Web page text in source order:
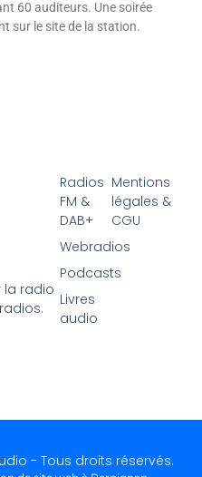
60 auditeurs. Une soirée
sur le site de la station.
la radio
Radios
FM &
DAB+
Webradios
Podcasts
Livres
audio
Mentions
légales &
CGU
- Tous droits réservés.